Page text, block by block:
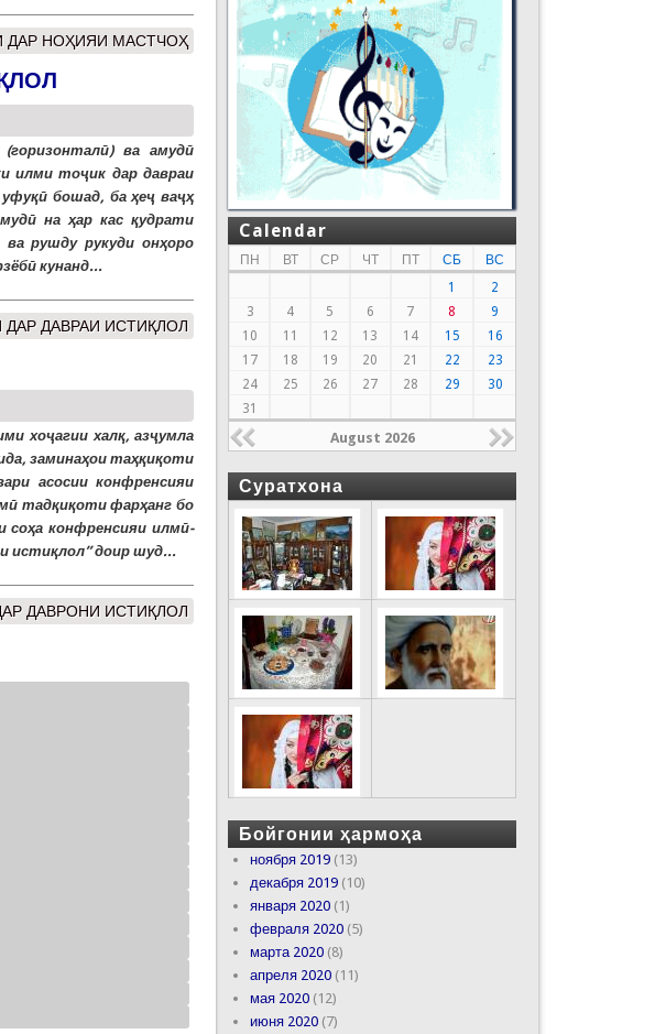
ДАР НОҲИЯИ МАСТЧОҲ
ва амудӣ
илми тоҷик дар давраи
бошад, ба ҳеҷ ваҷҳ
на ҳар кас қудрати
рушду рукуди онҳоро
кунанд...
ДАВРАИ ИСТИҚЛОЛ
хоҷагии халқ, азҷумла
заминаҳои таҳқиқоти
асосии конфренсияи
тадқиқоти фарҳанг бо
соҳа конфренсияи илмӣ-
истиқлол” доир шуд...
ДАВРОНИ ИСТИҚЛОЛ
Calendar
ПН ВТ СР ЧТ ПТ СБ
ВС
1
2
3
4 5 6 7 8
9
10
11 12 13 14 15
16
17
18 19 20 21 22
23
24
25 26 27 28 29
30
31
August 2026
Суратхона
Бойгонии ҳармоҳа
ноября 2019(13)
декабря 2019(10)
января 2020(1)
февраля 2020(5)
марта 2020(8)
апреля 2020(11)
мая 2020(12)
июня 2020(7)